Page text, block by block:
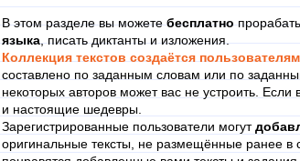
В этом разделе вы можетебесплатно
языка, писать диктанты и изложения.
Коллекция текстов создаётся
составлено по заданным словам или по
некоторых авторов может вас не устроить. Если
и настоящие шедевры.
Зарегистрированные пользователи могут
оригинальные тексты, не размещённые ранее